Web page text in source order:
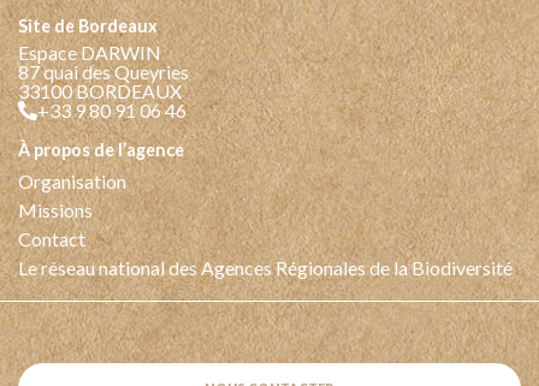
Site de Bordeaux
Espace DARWIN
87 quai des Queyries
33100 BORDEAUX
+33 9 80 91 06 46
à propos de l’agence
Organisation
Missions
Contact
Le réseau national des Agences Régionales de la Biodiversité